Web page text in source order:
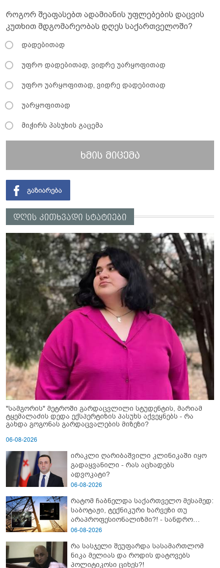
როგორ შეაფასებთ ადამიანის უფლებების დაცვის
კუთხით მდგომარეობას დღეს საქართველოში?
დადებითად
უფრო დადებითად, ვიდრე უარყოფითად
უფრო უარყოფითად, ვიდრე დადებითად
უარყოფითად
მიჭირს პასუხის გაცემა
ხმის მიცემა
დღის კითხვადი სტატიები
"სამგორის" მეტროში გარდაცვლილი სტუდენტის, მარიამ
ტყემალაძის დედა ექსპერტიზის პასუხს აქვეყნებს - რა
გახდა გოგონას გარდაცვალების მიზეზი?
06-08-2026
ირაკლი ღარიბაშვილი კლინიკაში იყო
გადაყვანილი - რას აცხადებს
ადვოკატი?
06-08-2026
რატომ ჩაბნელდა საქართველო მესამედ:
საბოტაჟი, ტექნიკური ხარვეზი თუ
არაპროფესიონალიზმი?! - სანდრო
თვალჭრელიძის ანალიზი
06-08-2026
რა სასჯელი შეუფარდა სასამართლომ
ნიკა მელიას და როდის დატოვებს
პოლიტიკოსი ციხეს?!